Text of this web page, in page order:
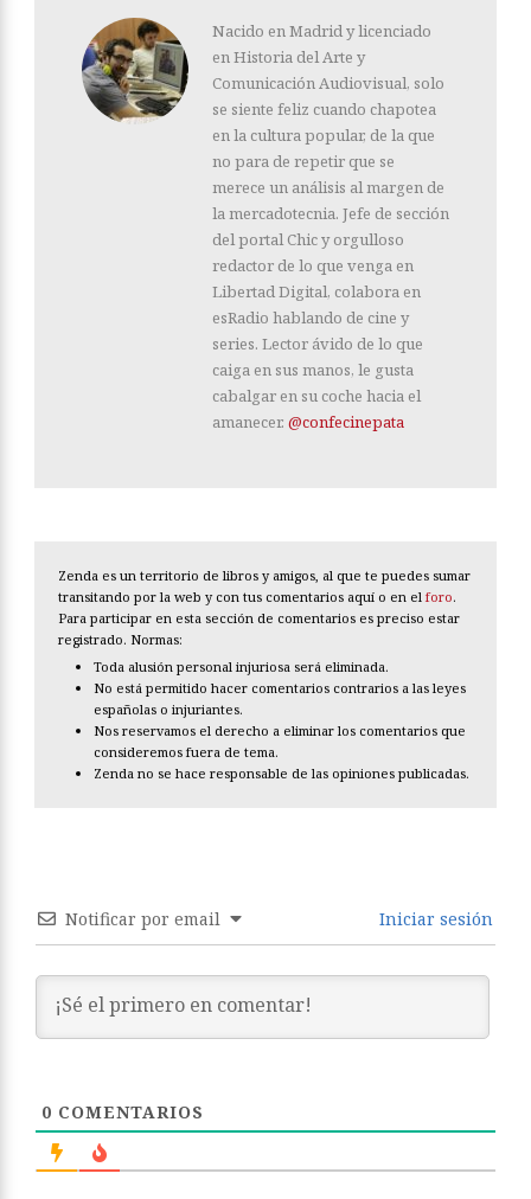
Nacido en Madrid y licenciado
en Historia del Arte y
Comunicación Audiovisual, solo
se siente feliz cuando chapotea
en la cultura popular, de la que
no para de repetir que se
merece un análisis al margen de
la mercadotecnia. Jefe de sección
del portal Chic y orgulloso
redactor de lo que venga en
Libertad Digital, colabora en
esRadio hablando de cine y
series. Lector ávido de lo que
caiga en sus manos, le gusta
cabalgar en su coche hacia el
amanecer. @confecinepata
Zenda es un territorio de libros y amigos, al que te puedes sumar
transitando por la web y con tus comentarios aquí o en el foro.
Para participar en esta sección de comentarios es preciso estar
registrado. Normas:
Toda alusión personal injuriosa será eliminada.
No está permitido hacer comentarios contrarios a las leyes
españolas o injuriantes.
Nos reservamos el derecho a eliminar los comentarios que
consideremos fuera de tema.
Zenda no se hace responsable de las opiniones publicadas.
Notificar por email Iniciar sesión
0 COMENTARIOS